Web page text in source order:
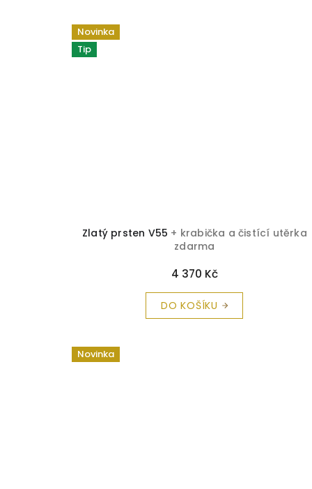
Novinka
Tip
Zlatý prsten V55 + krabička a čistící utěrka
zdarma
4 370 Kč
DO KOŠÍKU
Novinka